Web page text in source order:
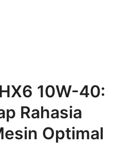
10W-40:
Rahasia
Optimal